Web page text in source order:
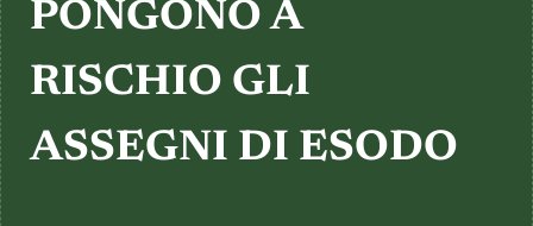
TESTIMONIANZE
PONGONO A
RISCHIO GLI
ASSEGNI DI ESODO